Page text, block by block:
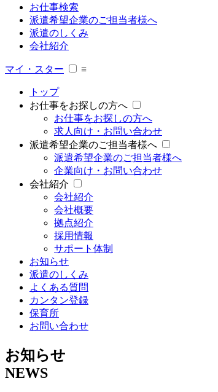
お仕事検索
派遣希望企業のご担当者様へ
派遣のしくみ
会社紹介
マイ・スター ≡
トップ
お仕事をお探しの方へ
お仕事をお探しの方へ
求人向け・お問い合わせ
派遣希望企業のご担当者様へ
派遣希望企業のご担当者様へ
企業向け・お問い合わせ
会社紹介
会社紹介
会社概要
拠点紹介
採用情報
サポート体制
お知らせ
派遣のしくみ
よくある質問
カンタン登録
保育所
お問い合わせ
お知らせ
NEWS